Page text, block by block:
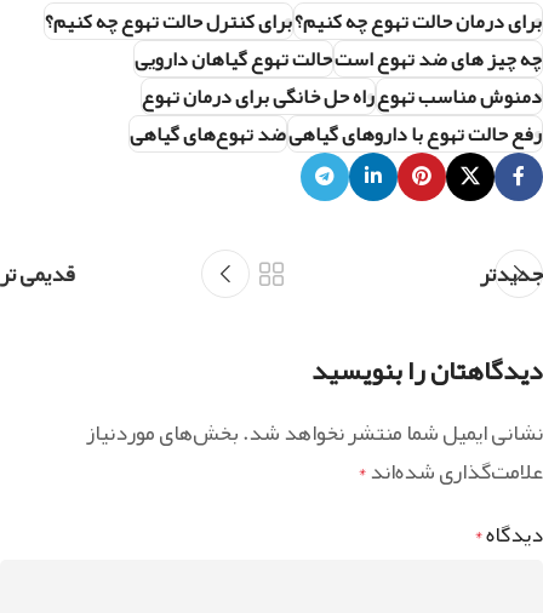
برای درمان حالت تهوع چه کنیم؟برای کنترل حالت تهوع چه کنیم؟
چه چیز های ضد تهوع استحالت تهوع گیاهان دارویی
دمنوش مناسب تهوعراه حل خانگی برای درمان تهوع
رفع حالت تهوع با داروهای گیاهیضد تهوع‌های گیاهی
جدیدتر قدیمی تر
دیدگاهتان را بنویسید
نشانی ایمیل شما منتشر نخواهد شد.بخش‌های موردنیاز
علامت‌گذاری شده‌اند*
دیدگاه*